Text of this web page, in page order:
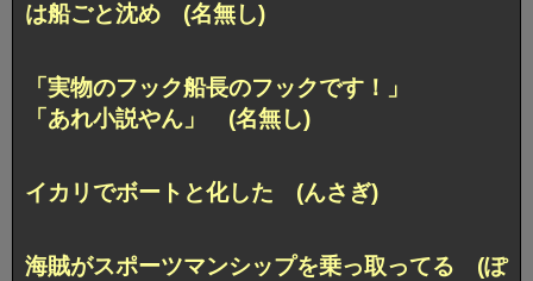
は船ごと沈め (名無し)
「実物のフック船長のフックです！」
「あれ小説やん」 (名無し)
イカリでボートと化した (んさぎ)
海賊がスポーツマンシップを乗っ取ってる (ぽ